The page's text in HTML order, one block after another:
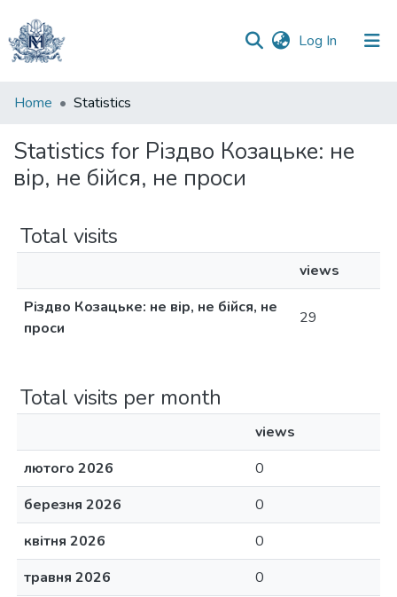
Log In (current)
Communities
Collections
All of DSpace
Home Statistics
Statistics for Різдво Козацьке: не
вір, не бійся, не проси
Total visits
views
Різдво Козацьке: не вір, не бійся, не
проси
29
Total visits per month
views
лютого 2026
0
березня 2026
0
квітня 2026
0
травня 2026
0